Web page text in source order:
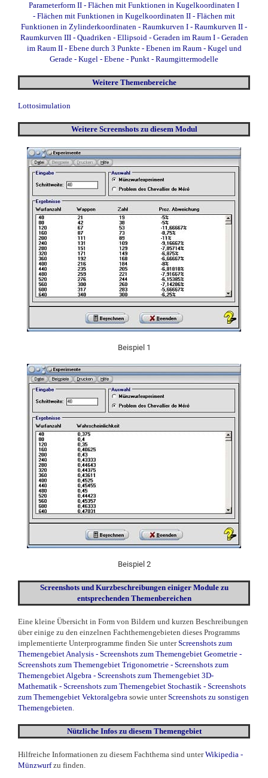
Parameterform II - Flächen mit Funktionen in Kugelkoordinaten I
- Flächen mit Funktionen in Kugelkoordinaten II - Flächen mit
Funktionen in Zylinderkoordinaten - Raumkurven I - Raumkurven II -
Raumkurven III- Quadriken - Ellipsoid- Geraden im Raum I- Geraden
im Raum II- Ebene durch 3 Punkte- Ebenen im Raum- Kugel und
Gerade - Kugel - Ebene - Punkt - Raumgittermodelle
Weitere Themenbereiche
Lottosimulation
Weitere Screenshots zu diesem Modul
Beispiel 1
Beispiel 2
Screenshots und Kurzbeschreibungen einiger Module zu
entsprechenden Themenbereichen
Eine kleine Übersicht in Form von Bildern und kurzen Beschreibungen
über einige zu den einzelnen Fachthemengebieten dieses Programms
implementierte Unterprogramme finden Sie unter Screenshots zum
Themengebiet Analysis - Screenshots zum Themengebiet Geometrie -
Screenshots zum Themengebiet Trigonometrie - Screenshots zum
Themengebiet Algebra - Screenshots zum Themengebiet 3D-
Mathematik - Screenshots zum Themengebiet Stochastik - Screenshots
zum Themengebiet Vektoralgebra sowie unter Screenshots zu sonstigen
Themengebieten.
Nützliche Infos zu diesem Themengebiet
Hilfreiche Informationen zu diesem Fachthema sind unterWikipedia -
Münzwurf zu finden.